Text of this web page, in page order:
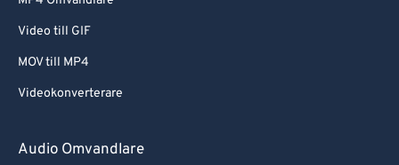
Video till GIF
MOV till MP4
Videokonverterare
Audio Omvandlare